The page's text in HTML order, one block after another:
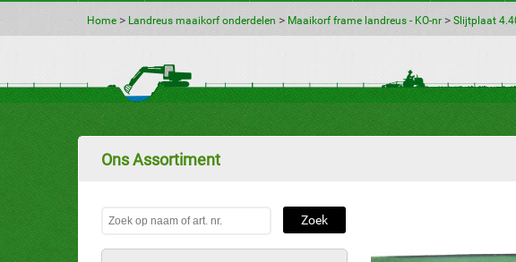
Home > Landreus maaikorf onderdelen > Maaikorf frame landreus - KO-nr > Slijtplaat
Ons Assortiment